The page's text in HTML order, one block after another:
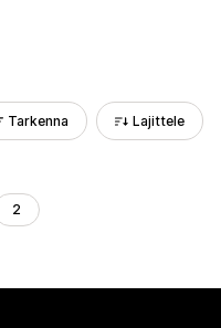
Tarkenna Lajittele
2